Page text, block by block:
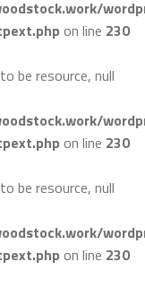
on line 230
be resource, null
on line 230
be resource, null
on line 230